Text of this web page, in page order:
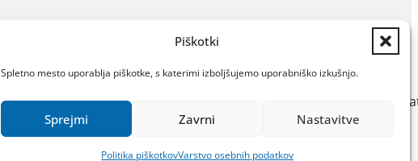
Piškotki
Spletno mesto uporablja piškotke, s katerimi izboljšujemo uporabniško izkušnjo.
Sprejmi Zavrni Nastavitve
Politika piškotkovVarstvo osebnih podatkov
Varstvo osebnih
Politika piškotkov